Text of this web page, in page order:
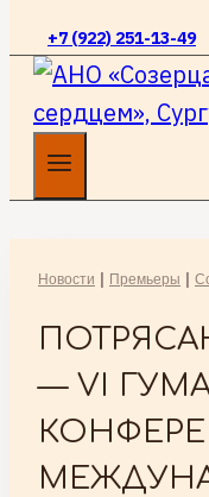
+7 (922) 251-13-49
Новости Премьеры
— VI